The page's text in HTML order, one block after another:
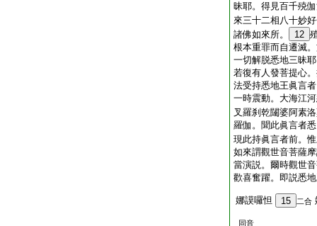
昧耶。得見百千殑
來三十二相八十妙
諸佛如來所。
12
根本重罪而自遷滅
一切解脱悉地三昧
若復有人發菩提心
法受持悉地王眞言
一時震動。大海江
叉羅刹乾闥婆阿素
羅伽。聞此眞言者
現此持眞言者前。
如來謂觀世音菩薩
當演説。爾時觀世
歡喜奮躍。即説悉
娜謨囉怛 15 二合
同音